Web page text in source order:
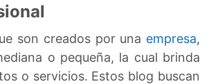
son creados por una empresa,
o pequeña, la cual brinda
o servicios. Estos blog buscan